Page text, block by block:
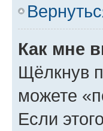
Как мне
Щёлкнув
можете
Если